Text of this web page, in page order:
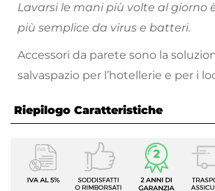
Lavarsi le mani più volte al giorno
più semplice da virus e batteri.
Accessori da parete sono la
salvaspazio per l’hotellerie e per i
Riepilogo Caratteristiche
Caratteristiche
Tipologia
Dosatore